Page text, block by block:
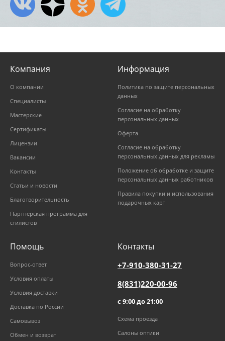
Компания
О компании
Специалисты
Мастерские
Сертификаты
Лицензии
Вакансии
Контакты
Статьи и новости
Благотворительность
Партнерская программа для
стилистов
Информация
Политика по защите персональных
данных
Согласие на обработку
персональных данных
Оферта
Согласие на обработку
персональных данных для рекламы
Положение об обработке и защите
персональных данных работников
Правила покупки и использования
подарочных карт
Помощь
Вопрос-ответ
Условия оплаты
Условия доставки
Доставка по России
Самовывоз
Обмен и возврат
Контакты
+7-910-380-31-27
8(831)220-00-96
с 9:00 до 21:00
Схема проезда
Салоны оптики